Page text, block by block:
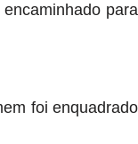
para
foi enquadrado